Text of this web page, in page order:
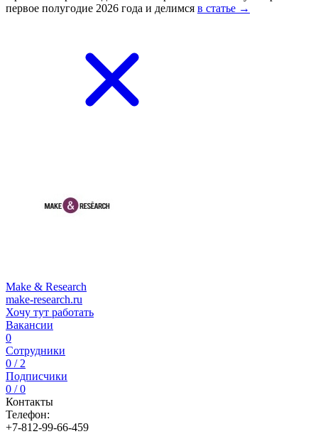
первое полугодие 2026 года и делимся в статье →
Make & Research
make-research.ru
Хочу тут работать
Вакансии
0
Сотрудники
0 / 2
Подписчики
0 / 0
Контакты
Телефон:
+7-812-99-66-459